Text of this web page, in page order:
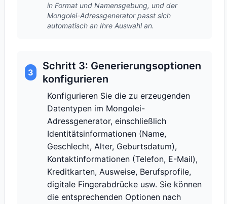
in Format und Namensgebung, und der
Mongolei-Adressgenerator passt sich
automatisch an Ihre Auswahl an.
3
Schritt 3: Generierungsoptionen
konfigurieren
Konfigurieren Sie die zu erzeugenden
Datentypen im Mongolei-
Adressgenerator, einschließlich
Identitätsinformationen (Name,
Geschlecht, Alter, Geburtsdatum),
Kontaktinformationen (Telefon, E-Mail),
Kreditkarten, Ausweise, Berufsprofile,
digitale Fingerabdrücke usw. Sie können
die entsprechenden Optionen nach